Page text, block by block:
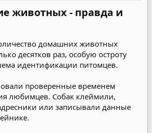
животных - правда и
домашних животных
десятков раз, особую остроту
идентификации питомцев.
проверенные временем
любимцев. Собак клеймили,
или записывали данные